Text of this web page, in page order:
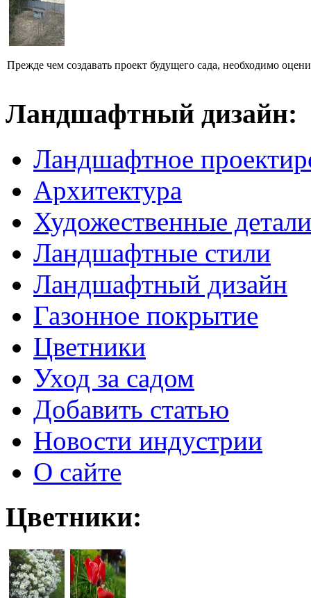
Прежде чем создавать проект будущего сада, необходимо
Ландшафтный дизайн:
Ландшафтное
Архитектура
Художественные детали
Ландшафтные стили
Ландшафтный дизайн
Газонное покрытие
Цветники
Уход за садом
Добавить статью
Новости индустрии
О сайте
Цветники: